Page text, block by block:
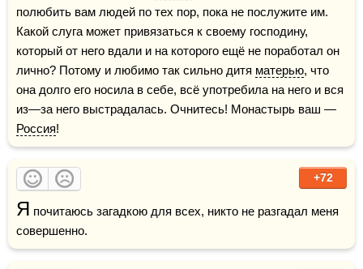
полюбить вам людей по тех пор, пока не послужите им.
Какой слуга может привязаться к своему господину,
который от него вдали и на которого ещё не поработал он
лично? Потому и любимо так сильно дитя матерью, что
она долго его носила в себе, всё употребила на него и вся
Россия!
+72
Я почитаюсь загадкою для всех, никто не разгадал меня
совершенно.